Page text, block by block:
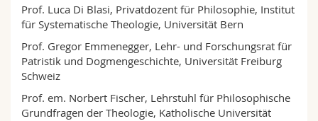
Prof. Luca Di Blasi, Privatdozent für Philosophie, Institut
für Systematische Theologie, Universität Bern
Prof. Gregor Emmenegger, Lehr- und Forschungsrat für
Patristik und Dogmengeschichte, Universität Freiburg
Schweiz
Prof. em. Norbert Fischer, Lehrstuhl für Philosophische
Grundfragen der Theologie, Katholische Universität